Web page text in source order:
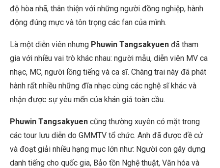
độ hòa nhã, thân thiện với những người đồng nghiệp, hành
động đúng mực và tôn trọng các fan của mình.
Là một diễn viên nhưng Phuwin Tangsakyuen đã tham
gia với nhiều vai trò khác nhau: người mẫu, diễn viên MV ca
nhạc, MC, người lồng tiếng và ca sĩ. Chàng trai này đã phát
hành rất nhiều những đĩa nhạc cùng các nghệ sĩ khác và
nhận được sự yêu mến của khán giả toàn cầu.
Phuwin Tangsakyuen cũng thường xuyên có mặt trong
các tour lưu diễn do GMMTV tổ chức. Anh đã được đề cử
và đoạt giải nhiều hạng mục lớn như: Người con gây dựng
danh tiếng cho quốc gia, Bảo tồn Nghệ thuật, Văn hóa và